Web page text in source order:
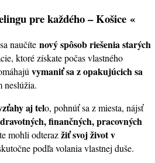
pre každého – Košice «
naučíte nový spôsob riešenia starých
ktoré získate počas vlastného
vymaniť sa z opakujúcich sa
neslúžia.
aj telo, pohnúť sa z miesta, nájsť
finančných, pracovných
mohli odterazžiť svoj život v
podľa volania vlastnej duše.